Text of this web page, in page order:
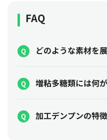
FAQ
どのような素材を
増粘多糖類には何
加工デンプンの特